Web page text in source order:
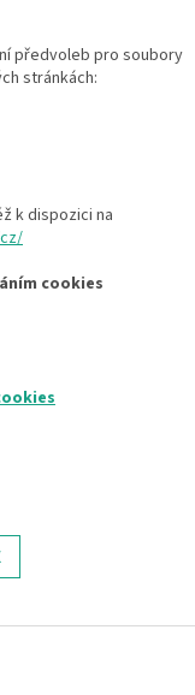
předvoleb pro soubory
stránkách:
k dispozici na
cookies